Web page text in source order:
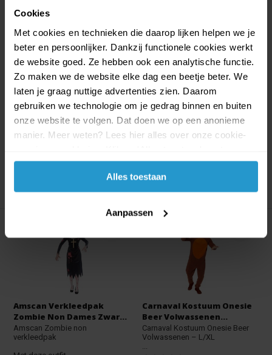
Cookies
Met cookies en technieken die daarop lijken helpen we je
beter en persoonlijker. Dankzij functionele cookies werkt
de website goed. Ze hebben ook een analytische functie.
Zo maken we de website elke dag een beetje beter. We
laten je graag nuttige advertenties zien. Daarom
gebruiken we technologie om je gedrag binnen en buiten
onze website te volgen. Dat doen we op een anonieme
manier. Meer weten? Lees hier alles over onze cookie-
accepteren.
Alles toestaan
Aanpassen
carnaval kostuum wonder
woman maat m/l
Carnaval Kostuum Wonder
Trek...
€16,99 €15,29
Carnaval Baby kostuum
Waddlers Pinguin 2...
Waggelend de show stelen!
Op voorraad
€16,99 €15,29
Amscan Verkleedpak
Zombie Non Dames Zwar...
Amscan Zombie non
verkleedpak
Carnaval Kostuum Onesie
Beer Volwassenen...
Carnaval Kostuum Onesie Beer
Volwassenen – L/XL
...